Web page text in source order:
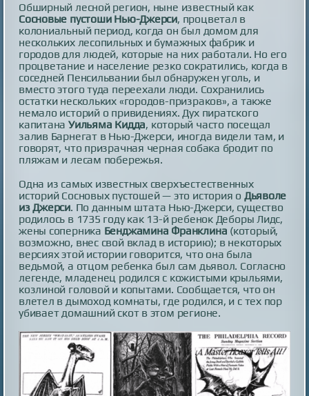
Обширный лесной регион, ныне известный как
Сосновые пустоши Нью-Джерси, процветал в
колониальный период, когда он был домом для
нескольких лесопильных и бумажных фабрик и
городов для людей, которые на них работали. Но его
процветание и население резко сократились, когда в
соседней Пенсильвании был обнаружен уголь, и
вместо этого туда переехали люди. Сохранились
остатки нескольких «городов-призраков», а также
немало историй о привидениях. Дух пиратского
капитанаУильяма Кидда, который часто посещал
залив Барнегат в Нью-Джерси, иногда видели там, и
говорят, что призрачная черная собака бродит по
пляжам и лесам побережья.
Одна из самых известных сверхъестественных
историй Сосновых пустошей — это история о Дьяволе
из Джерси. По данным штата Нью-Джерси, существо
родилось в 1735 году как 13-й ребенок Деборы Лидс,
жены соперника Бенджамина Франклина (который,
возможно, внес свой вклад в историю); в некоторых
версиях этой истории говорится, что она была
ведьмой, а отцом ребенка был сам дьявол. Согласно
легенде, младенец родился с кожистыми крыльями,
козлиной головой и копытами. Сообщается, что он
влетел в дымоход комнаты, где родился, и с тех пор
убивает домашний скот в этом регионе.